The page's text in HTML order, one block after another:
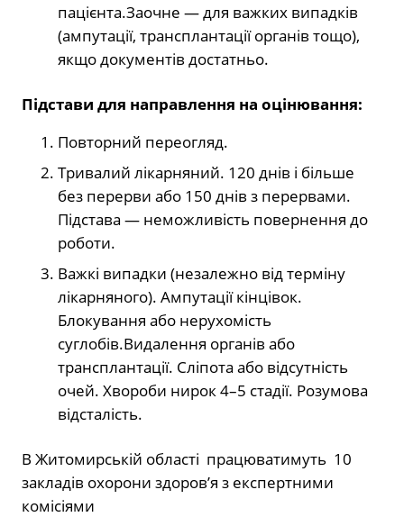
пацієнта.Заочне — для важких випадків
(ампутації, трансплантації органів тощо),
якщо документів достатньо.
Підстави для направлення на оцінювання:
Повторний переогляд.
Тривалий лікарняний. 120 днів і більше
без перерви або 150 днів з перервами.
Підстава — неможливість повернення до
роботи.
Важкі випадки (незалежно від терміну
лікарняного). Ампутації кінцівок.
Блокування або нерухомість
суглобів.Видалення органів або
трансплантації. Сліпота або відсутність
очей. Хвороби нирок 4–5 стадії. Розумова
відсталість.
В Житомирській області працюватимуть 10
закладів охорони здоров’я з експертними
комісіями